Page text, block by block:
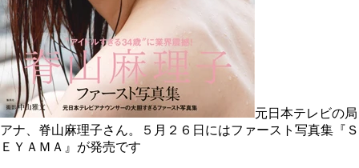
元日本テレビの局
アナ、脊山麻理子さん。５月２６日にはファースト写真集『Ｓ
ＥＹＡＭＡ』が発売です